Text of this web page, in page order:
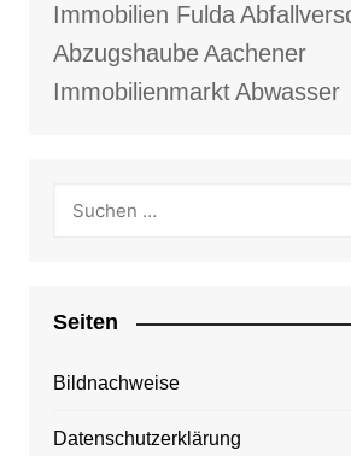
Immobilien Fulda
AbzugshaubeAachener
ImmobilienmarktAbwasser
Seiten
Bildnachweise
Datenschutzerklärung